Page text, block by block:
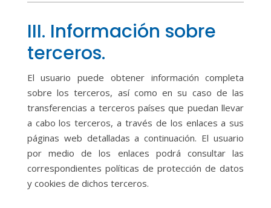
III. Información sobre
terceros.
El usuario puede obtener información completa
sobre los terceros, así como en su caso de las
transferencias a terceros países que puedan llevar
a cabo los terceros, a través de los enlaces a sus
páginas web detalladas a continuación. El usuario
por medio de los enlaces podrá consultar las
correspondientes políticas de protección de datos
y cookies de dichos terceros.